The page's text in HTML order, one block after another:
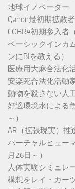
地球イノベーター
Qanon最初期拡散
COBRA初期参入者
ベーシックインカ
ンにBIを教える）
医療用大麻合法化
安楽死合法化活動
動物を殺さない人
好適環境水による
～）
AR（拡張現実）推
バーチャルヒュー
月26日～）
人体実験シミュレ
構想をレイ・カー